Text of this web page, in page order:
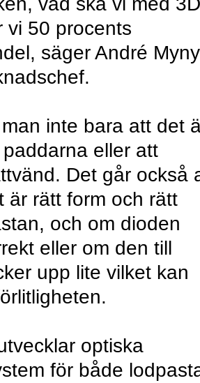
vi 50 procents
säger André Myny
inte bara att det
eller att
Det går också
är rätt form och rätt
och om dioden
eller om den till
upp lite vilket kan
optiska
för både